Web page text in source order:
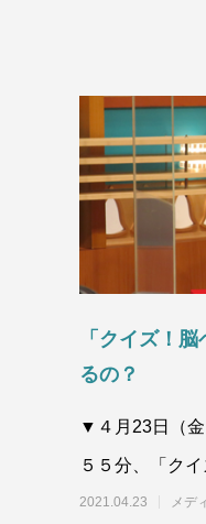
「クイズ！
るの？
▼４月23日（
５５分、「ク
ってるの？」。
2021.04.23 メデ